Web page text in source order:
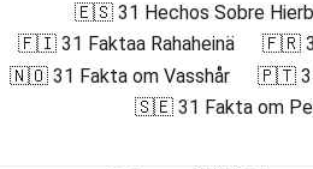
🇪🇸 31 Hechos Sobre
🇫🇮 31 Faktaa Rahaheinä
🇫🇷
🇳🇴 31 Fakta om Vasshår
🇵🇹
🇸🇪 31 Fakta om